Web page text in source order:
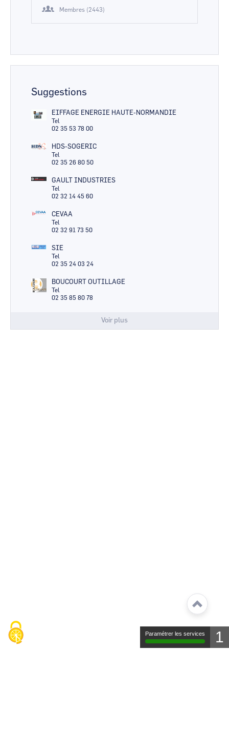
Membres (2443)
Suggestions
EIFFAGE ENERGIE HAUTE-NORMANDIE
Tel
02 35 53 78 00
HDS-SOGERIC
Tel
02 35 26 80 50
GAULT INDUSTRIES
Tel
02 32 14 45 60
CEVAA
Tel
02 32 91 73 50
SIE
Tel
02 35 24 03 24
BOUCOURT OUTILLAGE
Tel
02 35 85 80 78
Voir plus
Paramétrer les services 1